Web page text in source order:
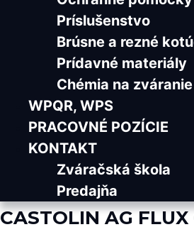
Príslušenstvo
Brúsne a rezné
Prídavné materiály
Chémia na zváranie
WPQR, WPS
PRACOVNÉ POZÍCIE
KONTAKT
Zváračská škola
Predajňa
CASTOLIN AG